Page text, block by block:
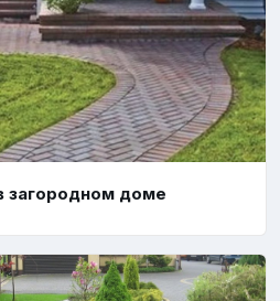
загородном доме